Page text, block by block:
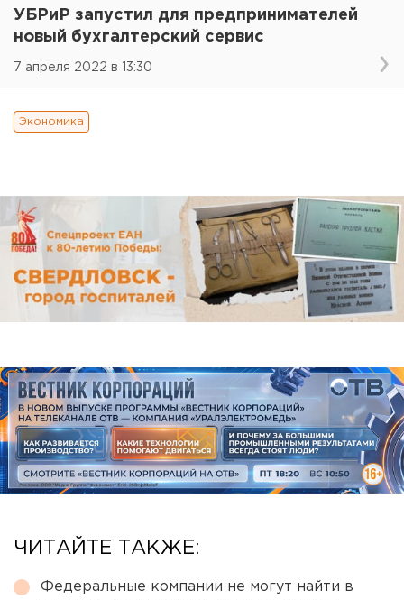
УБРиР запустил для предпринимателей
новый бухгалтерский сервис
7 апреля 2022 в 13:30
Экономика
ЧИТАЙТЕ ТАКЖЕ:
Федеральные компании не могут найти в